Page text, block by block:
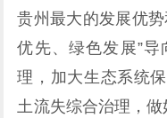
贵州最大的发展优
优先、绿色发展”
理，加大生态系统
土流失综合治理，做